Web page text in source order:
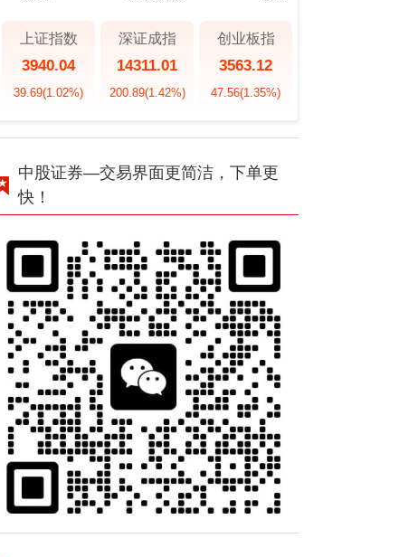
上证指数
3940.04
39.69(1.02%)
深证成指
14311.01
200.89(1.42%)
创业板指
3563.12
47.56(1.35%)
中股证券—交易界面更简洁，下单更
快！